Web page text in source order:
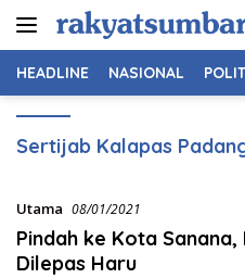
HEADLINE NASIONAL
Sertijab Kalapas
Utama 08/01/2021
Pindah ke Kota Sanana,
Dilepas Haru